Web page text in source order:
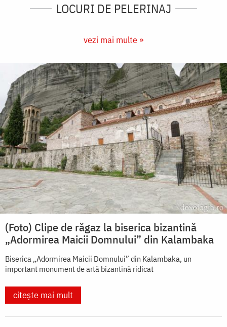
LOCURI DE PELERINAJ
vezi mai multe »
(Foto) Clipe de răgaz la biserica bizantină
„Adormirea Maicii Domnului” din Kalambaka
Biserica „Adormirea Maicii Domnului” din Kalambaka, un
important monument de artă bizantină ridicat
citește mai mult